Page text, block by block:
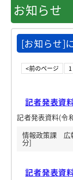
お知らせ
[お知らせ]
<前のページ 1
記者発表資
記者発表資料(令
情報政策課 広
分]
記者発表資